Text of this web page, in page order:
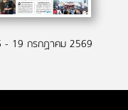
- 19 กรกฏาคม 2569